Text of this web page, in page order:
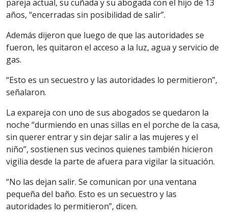
pareja actual, su cuñada y su abogada con el hijo de 13
años, “encerradas sin posibilidad de salir”.
Además dijeron que luego de que las autoridades se
fueron, les quitaron el acceso a la luz, agua y servicio de
gas.
“Esto es un secuestro y las autoridades lo permitieron”,
señalaron.
La expareja con uno de sus abogados se quedaron la
noche “durmiendo en unas sillas en el porche de la casa,
sin querer entrar y sin dejar salir a las mujeres y el
niño”, sostienen sus vecinos quienes también hicieron
vigilia desde la parte de afuera para vigilar la situación.
“No las dejan salir. Se comunican por una ventana
pequeña del baño. Esto es un secuestro y las
autoridades lo permitieron”, dicen.